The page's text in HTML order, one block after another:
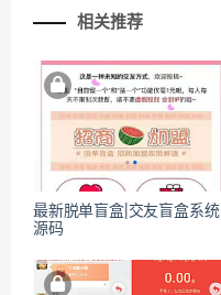
相关推荐
最新脱单盲盒|交友盲盒系统
源码